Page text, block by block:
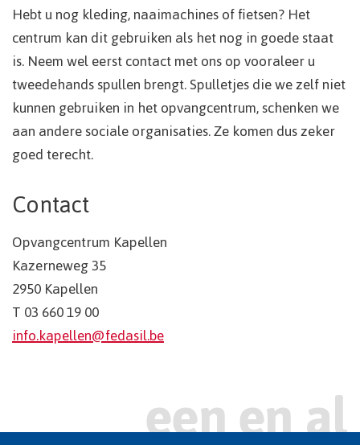
Hebt u nog kleding, naaimachines of fietsen? Het
centrum kan dit gebruiken als het nog in goede staat
is. Neem wel eerst contact met ons op vooraleer u
tweedehands spullen brengt. Spulletjes die we zelf niet
kunnen gebruiken in het opvangcentrum, schenken we
aan andere sociale organisaties. Ze komen dus zeker
goed terecht.
Contact
Opvangcentrum Kapellen
Kazerneweg 35
2950 Kapellen
T 03 660 19 00
info.kapellen@fedasil.be